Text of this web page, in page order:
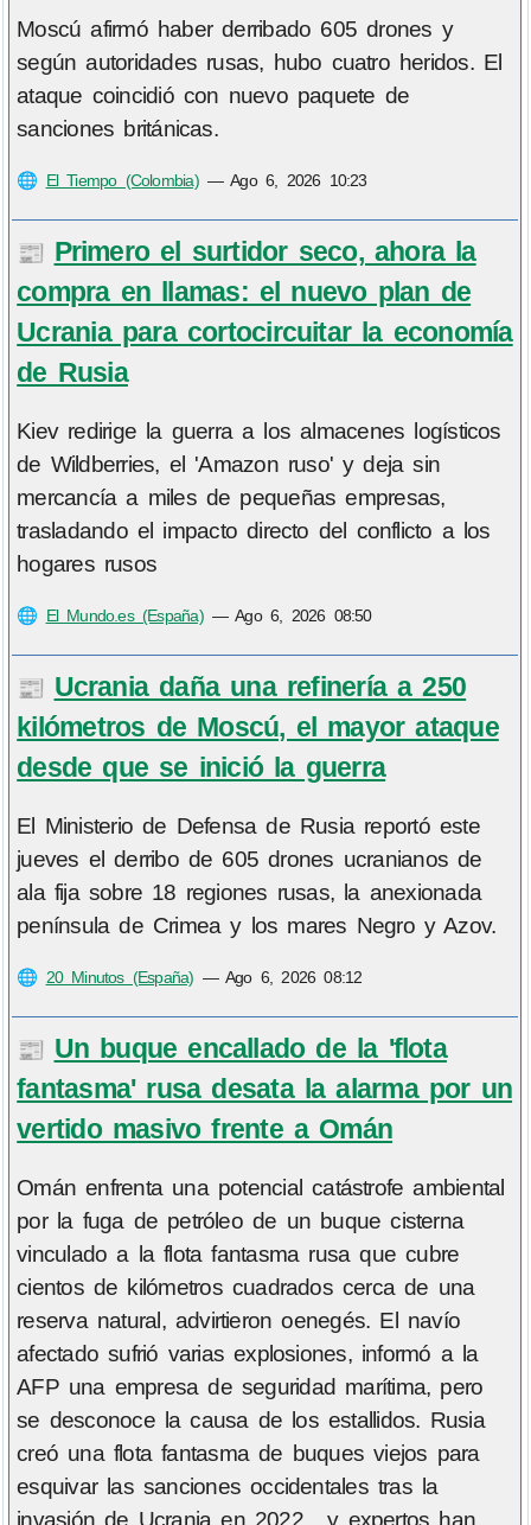
Moscú afirmó haber derribado 605 drones y
según autoridades rusas, hubo cuatro heridos. El
ataque coincidió con nuevo paquete de
sanciones británicas.
🌐 El Tiempo (Colombia)—Ago 6, 2026 10:23
📰 Primero el surtidor seco, ahora la
compra en llamas: el nuevo plan de
Ucrania para cortocircuitar la economía
de Rusia
Kiev redirige la guerra a los almacenes logísticos
de Wildberries, el 'Amazon ruso' y deja sin
mercancía a miles de pequeñas empresas,
trasladando el impacto directo del conflicto a los
hogares rusos
🌐 El Mundo.es (España)—Ago 6, 2026 08:50
📰 Ucrania daña una refinería a 250
kilómetros de Moscú, el mayor ataque
desde que se inició la guerra
El Ministerio de Defensa de Rusia reportó este
jueves el derribo de 605 drones ucranianos de
ala fija sobre 18 regiones rusas, la anexionada
península de Crimea y los mares Negro y Azov.
🌐 20 Minutos (España) —Ago 6, 2026 08:12
📰 Un buque encallado de la 'flota
fantasma' rusa desata la alarma por un
vertido masivo frente a Omán
Omán enfrenta una potencial catástrofe ambiental
por la fuga de petróleo de un buque cisterna
vinculado a la flota fantasma rusa que cubre
cientos de kilómetros cuadrados cerca de una
reserva natural, advirtieron oenegés. El navío
afectado sufrió varias explosiones, informó a la
AFP una empresa de seguridad marítima, pero
se desconoce la causa de los estallidos. Rusia
creó una flota fantasma de buques viejos para
esquivar las sanciones occidentales tras la
invasión de Ucrania en 2022 , y expertos han